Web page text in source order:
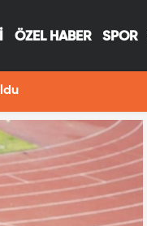
ÖZEL HABER SPOR